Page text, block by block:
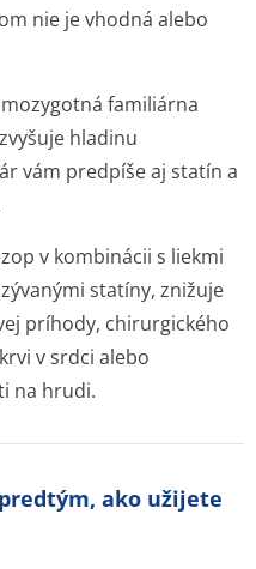
nie je vhodná alebo
familiárna
hladinu
vám predpíše aj statín a
v kombinácii s liekmi
statíny, znižuje
príhody, chirurgického
v srdci alebo
na hrudi.
ako užijete